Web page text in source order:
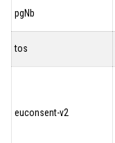
pgNb
tos
euconsent-v2